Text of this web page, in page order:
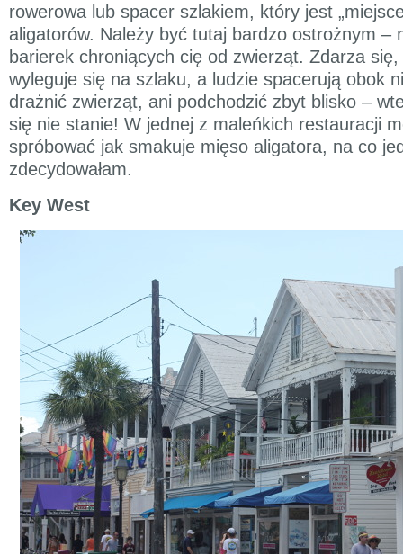
rowerowa lub spacer szlakiem, który jest
aligatorów. Należy być tutaj bardzo ostrożnym –
barierek chroniących cię od zwierząt. Zdarza
wyleguje się na szlaku, a ludzie spacerują obok
drażnić zwierząt, ani podchodzić zbyt blisko –
się nie stanie! W jednej z maleńkich restauracji
spróbować jak smakuje mięso aligatora, na co
zdecydowałam.
Key West